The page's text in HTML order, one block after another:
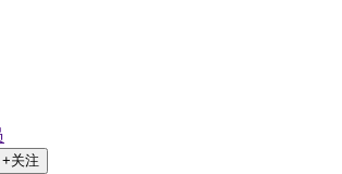
+关注